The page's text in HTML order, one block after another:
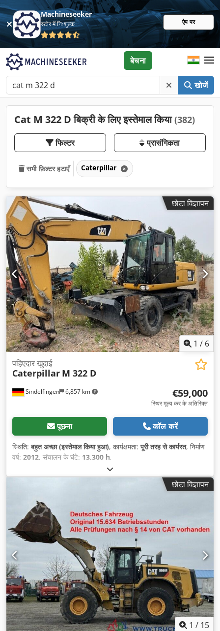
Machineseeker
स्टोर में निःशुल्क ऐप पर
खोजें
बेचना
Cat M 322 D बिक्री के लिए इस्तेमाल किया(382)
फिल्टर प्रासंगिकता
सभी फ़िल्टर हटाएँ Caterpillar
छोटा विज्ञापन
1 / 6
Sindelfingen 6,857 km
पहिएदार खुदाई
Caterpillar M 322 D
€59,000
स्थिर मूल्य कर के अतिरिक्त
पूछना कॉल करें
स्थिति:बहुत अच्छा (इस्तेमाल किया हुआ), कार्यक्षमता:पूरी तरह से कार्यरत, निर्माण
वर्ष: 2012, संचालन के घंटे: 13,300 h,
छोटा विज्ञापन
1 / 15